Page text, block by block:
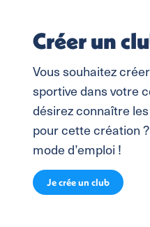
Créer un
Vous souhaitez
sportive dans votre
désirez connaître
pour cette création
mode d’emploi !
Je crée un club